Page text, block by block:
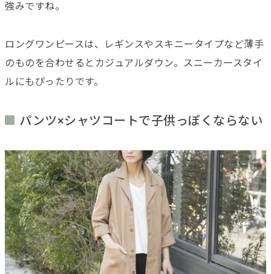
強みですね。
ロングワンピースは、レギンスやスキニータイプなど薄手
のものを合わせるとカジュアルダウン。スニーカースタイ
ルにもぴったりです。
パンツ×シャツコートで子供っぽくならない